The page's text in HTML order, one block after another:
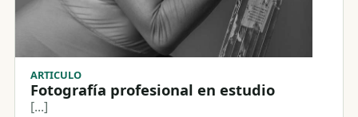
ARTICULO
Fotografía profesional en estudio
[...]